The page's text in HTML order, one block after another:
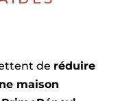
de réduire
maison